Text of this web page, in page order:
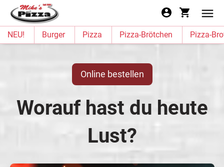
NEU! Burger Pizza Pizza-Brötchen Pizza-
Online bestellen
Worauf hast du heute
Lust?